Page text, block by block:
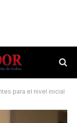
para el nivel inicial